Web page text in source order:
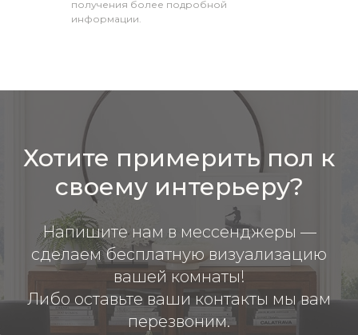
получения более подробной
информации.
Хотите примерить пол к
своему интерьеру?
Напишите нам в мессенджеры —
сделаем бесплатную визуализацию
вашей комнаты!
Либо оставьте ваши контакты мы вам
перезвоним.